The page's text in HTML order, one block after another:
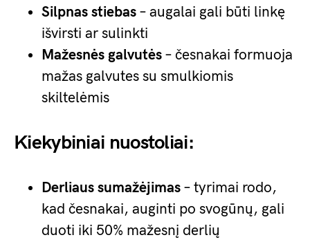
Silpnas stiebas – augalai gali būti linkę
išvirsti ar sulinkti
Mažesnės galvutės – česnakai formuoja
mažas galvutes su smulkiomis
skiltelėmis
Kiekybiniai nuostoliai:
Derliaus sumažėjimas – tyrimai rodo,
kad česnakai, auginti po svogūnų, gali
duoti iki 50% mažesnį derlių